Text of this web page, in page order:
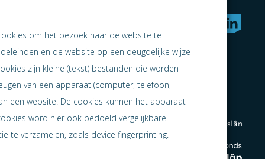
naar samen ondernemen
om het bezoek naar de website te
en de website op een deugdelijke wijze
zijn kleine (tekst) bestanden die worden
van een apparaat (computer, telefoon,
een website. De cookies kunnen het apparaat
word hier ook bedoeld vergelijkbare
te verzamelen, zoals device fingerprinting.